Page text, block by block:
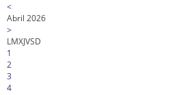
<
Abril 2026
>
LMXJVSD
1
2
3
4